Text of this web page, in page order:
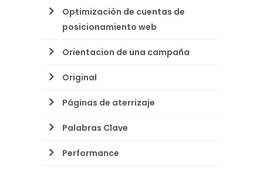
Optimización de cuentas de
posicionamiento web
Orientacion de una campaña
Original
Páginas de aterrizaje
Palabras Clave
Performance